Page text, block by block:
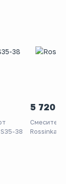
38
5 720
Rossinka Y